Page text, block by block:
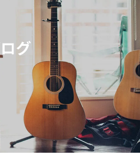
グ